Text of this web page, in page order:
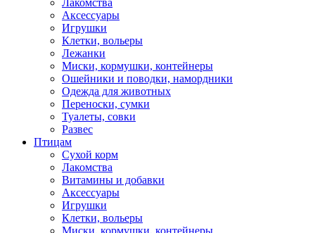
Лакомства
Аксессуары
Игрушки
Клетки, вольеры
Лежанки
Миски, кормушки, контейнеры
Ошейники и поводки, намордники
Одежда для животных
Переноски, сумки
Туалеты, совки
Развес
Птицам
Сухой корм
Лакомства
Витамины и добавки
Аксессуары
Игрушки
Клетки, вольеры
Миски, кормушки, контейнеры